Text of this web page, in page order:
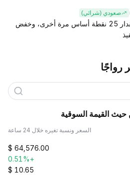
صعودي (شرائي)
البرازيل تخفض الفائدة بمقدار 25 نقطة أساس مرة أخرى، وخفض
رواجًا
حيث القيمة السوقية
السعر ونسبة تغيره خلال 24 ساعة
$ 64,576.00
+0.51%
$ 10.65